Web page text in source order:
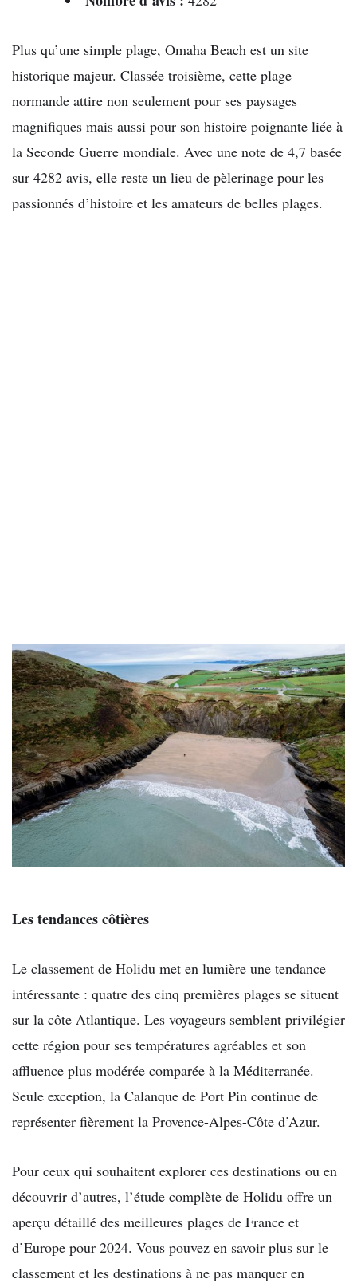
Plus qu’une simple plage, Omaha Beach est un site
historique majeur. Classée troisième, cette plage
normande attire non seulement pour ses paysages
magnifiques mais aussi pour son histoire poignante liée à
la Seconde Guerre mondiale. Avec une note de 4,7 basée
sur 4282 avis, elle reste un lieu de pèlerinage pour les
passionnés d’histoire et les amateurs de belles plages.
Les tendances côtières
Le classement de Holidu met en lumière une tendance
intéressante : quatre des cinq premières plages se situent
sur la côte Atlantique. Les voyageurs semblent privilégier
cette région pour ses températures agréables et son
affluence plus modérée comparée à la Méditerranée.
Seule exception, la Calanque de Port Pin continue de
représenter fièrement la Provence-Alpes-Côte d’Azur.
Pour ceux qui souhaitent explorer ces destinations ou en
découvrir d’autres, l’étude complète de Holidu offre un
aperçu détaillé des meilleures plages de France et
d’Europe pour 2024. Vous pouvez en savoir plus sur le
classement et les destinations à ne pas manquer en